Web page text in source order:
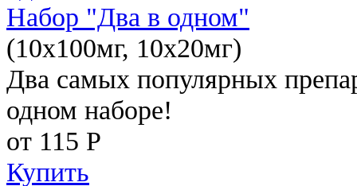
Набор "Два в одном"
(10x100мг, 10x20мг)
Два самых популярных
одном наборе!
от 115 Р
Купить